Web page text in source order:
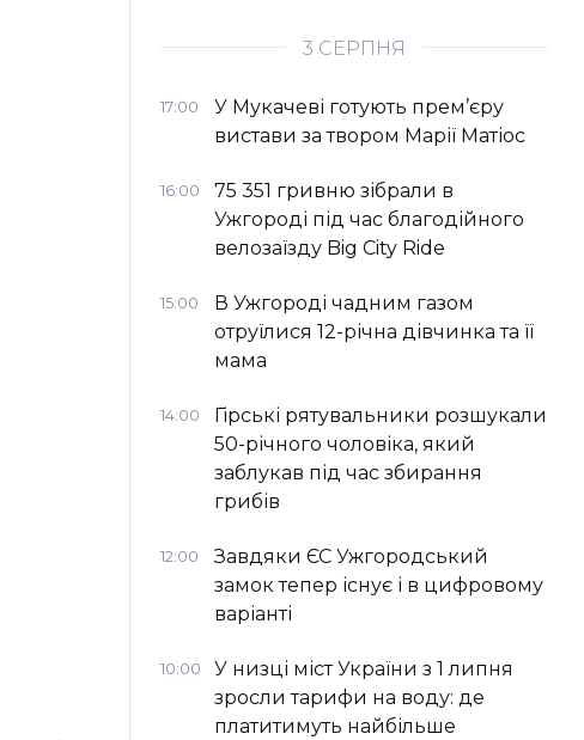
3 СЕРПНЯ
17:00
У Мукачеві готують прем’єру
вистави за твором Марії Матіос
16:00
75 351 гривню зібрали в
Ужгороді під час благодійного
велозаїзду Big Сity Ride
15:00
В Ужгороді чадним газом
отруїлися 12-річна дівчинка та її
мама
14:00
Гірські рятувальники розшукали
50-річного чоловіка, який
заблукав під час збирання
грибів
12:00
Завдяки ЄС Ужгородський
замок тепер існує і в цифровому
варіанті
10:00
У низці міст України з 1 липня
зросли тарифи на воду: де
платитимуть найбільше